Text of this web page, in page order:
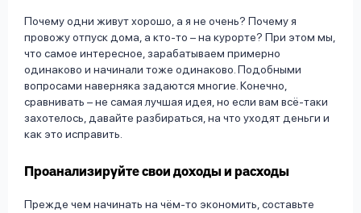
Почему одни живут хорошо, а я не очень? Почему я
провожу отпуск дома, а кто-то – на курорте? При этом мы,
что самое интересное, зарабатываем примерно
одинаково и начинали тоже одинаково. Подобными
вопросами наверняка задаются многие. Конечно,
сравнивать – не самая лучшая идея, но если вам всё-таки
захотелось, давайте разбираться, на что уходят деньги и
как это исправить.
Проанализируйте свои доходы и расходы
Прежде чем начинать на чём-то экономить, составьте
Оформить заявку
Войти под другим номером
Ответы
на
вопросы